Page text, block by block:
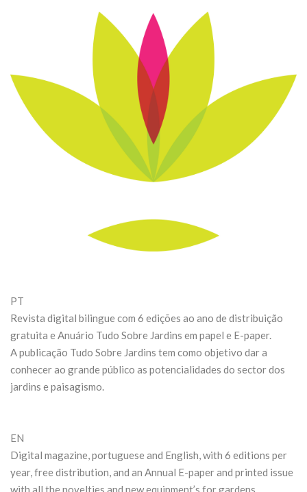
PT
Revista digital bilingue com 6 edições ao ano de distribuição
gratuita e Anuário Tudo Sobre Jardins em papel e E-paper.
A publicação Tudo Sobre Jardins tem como objetivo dar a
conhecer ao grande público as potencialidades do sector dos
jardins e paisagismo.
EN
Digital magazine, portuguese and English, with 6 editions per
year, free distribution, and an Annual E-paper and printed issue